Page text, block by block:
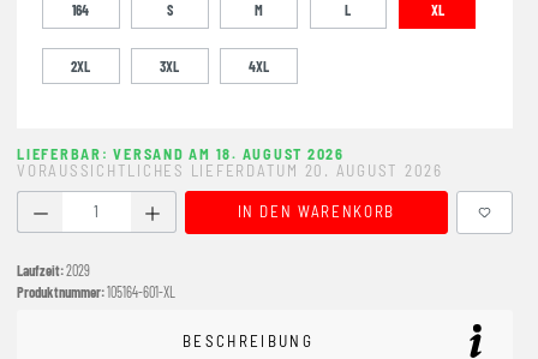
164 S M L XL
2XL 3XL 4XL
LIEFERBAR: VERSAND AM 18. AUGUST 2026
VORAUSSICHTLICHES LIEFERDATUM 20. AUGUST 2026
Produkt Anzahl: Gib den gewünschten Wert ein oder
IN DEN WARENKORB
Laufzeit:2029
Produktnummer:105164-601-XL
BESCHREIBUNG